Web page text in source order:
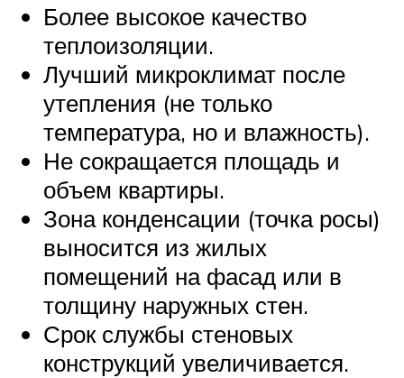
Более высокое качество
теплоизоляции.
Лучший микроклимат после
утепления (не только
температура, но и влажность).
Не сокращается площадь и
объем квартиры.
Зона конденсации (точка росы)
выносится из жилых
помещений на фасад или в
толщину наружных стен.
Срок службы стеновых
конструкций увеличивается.